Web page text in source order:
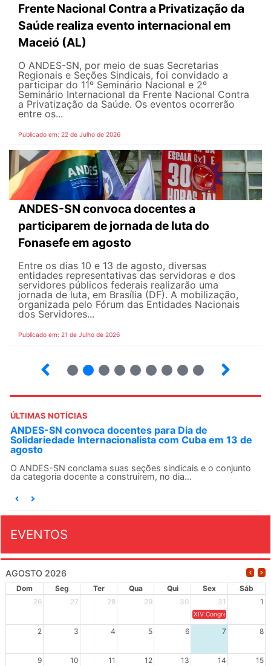
Frente Nacional Contra a Privatização da
Saúde realiza evento internacional em
Maceió (AL)
O ANDES-SN, por meio de suas Secretarias
Regionais e Seções Sindicais, foi convidado a
participar do 11º Seminário Nacional e 2º
Seminário Internacional da Frente Nacional Contra
a Privatização da Saúde. Os eventos ocorrerão
entre os...
Publicado em: 22 de Julho de 2026
ANDES-SN convoca docentes a
participarem de jornada de luta do
Fonasefe em agosto
Entre os dias 10 e 13 de agosto, diversas
entidades representativas das servidoras e dos
servidores públicos federais realizarão uma
jornada de luta, em Brasília (DF). A mobilização,
organizada pelo Fórum das Entidades Nacionais
dos Servidores...
Publicado em: 21 de Julho de 2026
ÚLTIMAS NOTÍCIAS
ANDES-SN convoca docentes para Dia de
Solidariedade Internacionalista com Cuba em 13 de
agosto
O ANDES-SN conclama suas seções sindicais e o conjunto
da categoria docente a construírem, no dia...
EVENTOS
AGOSTO 2026
Dom Seg Ter Qua Qui Sex
Sáb
26
27 28 29 30 31 1
XIV Congresso Brasileiro
2 3 4 5 6 7 8
9 10 11 12 13 14 15